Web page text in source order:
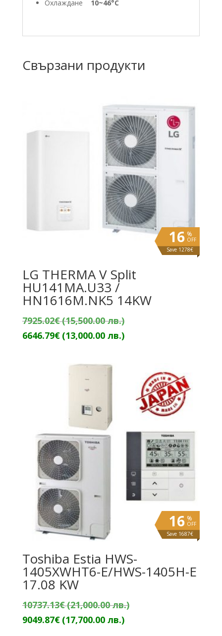
Охлаждане 10~46°C
Свързани продукти
%
OFF
16
Save 1278€
LG THERMA V Split
HU141MA.U33 /
HN1616M.NK5 14KW
7925.02€(15,500.00 лв.)Original
price
(15,500.00
лв.).
6646.79€ (13,000.00 лв.)Текущата
6646.79€
(13,000.00
лв.).
%
OFF
16
Save 1687€
Toshiba Estia HWS-
1405XWHT6-E/HWS-1405H-E
17.08 KW
10737.13€(21,000.00 лв.)Original
9049.87€ (17,700.00 лв.)Текущата